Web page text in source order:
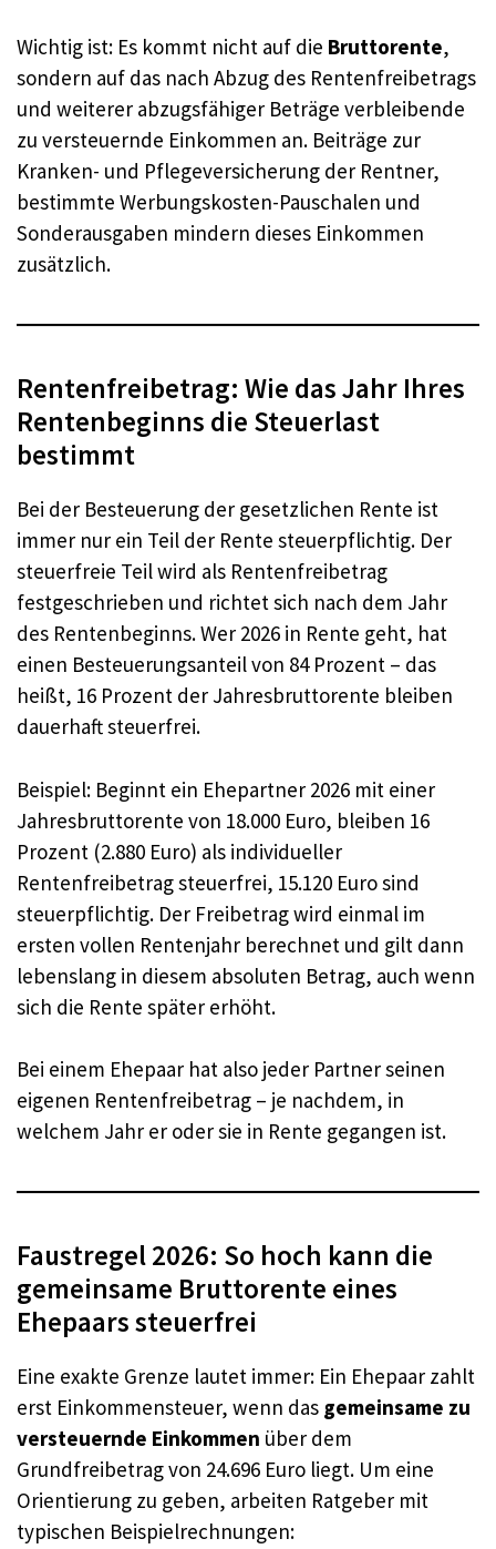
Wichtig ist: Es kommt nicht auf die Bruttorente,
sondern auf das nach Abzug des Rentenfreibetrags
und weiterer abzugsfähiger Beträge verbleibende
zu versteuernde Einkommen an. Beiträge zur
Kranken- und Pflegeversicherung der Rentner,
bestimmte Werbungskosten-Pauschalen und
Sonderausgaben mindern dieses Einkommen
zusätzlich.
Rentenfreibetrag: Wie das Jahr Ihres
Rentenbeginns die Steuerlast
bestimmt
Bei der Besteuerung der gesetzlichen Rente ist
immer nur ein Teil der Rente steuerpflichtig. Der
steuerfreie Teil wird als Rentenfreibetrag
festgeschrieben und richtet sich nach dem Jahr
des Rentenbeginns. Wer 2026 in Rente geht, hat
einen Besteuerungsanteil von 84 Prozent – das
heißt, 16 Prozent der Jahresbruttorente bleiben
dauerhaft steuerfrei.
Beispiel: Beginnt ein Ehepartner 2026 mit einer
Jahresbruttorente von 18.000 Euro, bleiben 16
Prozent (2.880 Euro) als individueller
Rentenfreibetrag steuerfrei, 15.120 Euro sind
steuerpflichtig. Der Freibetrag wird einmal im
ersten vollen Rentenjahr berechnet und gilt dann
lebenslang in diesem absoluten Betrag, auch wenn
sich die Rente später erhöht.
Bei einem Ehepaar hat also jeder Partner seinen
eigenen Rentenfreibetrag – je nachdem, in
welchem Jahr er oder sie in Rente gegangen ist.
Faustregel 2026: So hoch kann die
gemeinsame Bruttorente eines
Ehepaars steuerfrei
Eine exakte Grenze lautet immer: Ein Ehepaar zahlt
erst Einkommensteuer, wenn das gemeinsame zu
versteuernde Einkommen über dem
Grundfreibetrag von 24.696 Euro liegt. Um eine
Orientierung zu geben, arbeiten Ratgeber mit
typischen Beispielrechnungen: